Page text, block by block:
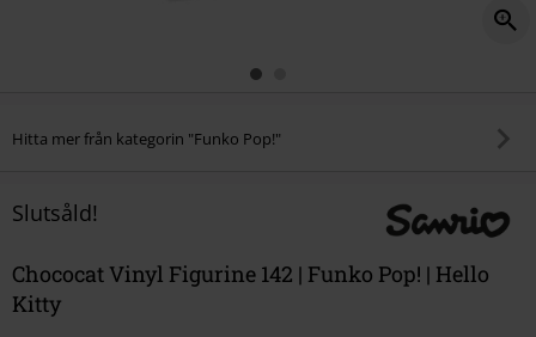
Hitta mer från kategorin "Funko Pop!"
Slutsåld!
Chococat Vinyl Figurine 142 | Funko Pop! | Hello
Kitty